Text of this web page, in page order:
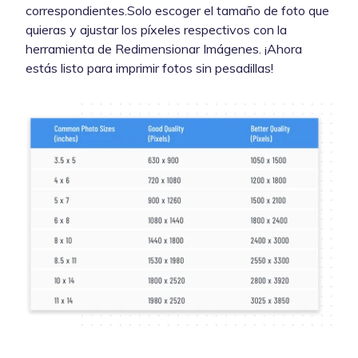
correspondientes.Solo escoger el tamaño de foto que
quieras y ajustar los píxeles respectivos con la
herramienta de Redimensionar Imágenes. ¡Ahora
estás listo para imprimir fotos sin pesadillas!